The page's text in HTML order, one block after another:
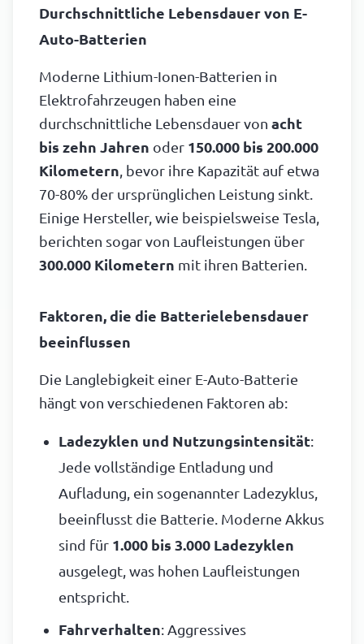
Durchschnittliche Lebensdauer von E-
Auto-Batterien
Moderne Lithium-Ionen-Batterien in
Elektrofahrzeugen haben eine
durchschnittliche Lebensdauer von acht
bis zehn Jahren oder 150.000 bis 200.000
Kilometern, bevor ihre Kapazität auf etwa
70-80% der ursprünglichen Leistung sinkt.
Einige Hersteller, wie beispielsweise Tesla,
berichten sogar von Laufleistungen über
300.000 Kilometern mit ihren Batterien.
Faktoren, die die Batterielebensdauer
beeinflussen
Die Langlebigkeit einer E-Auto-Batterie
hängt von verschiedenen Faktoren ab:
Ladezyklen und Nutzungsintensität:
Jede vollständige Entladung und
Aufladung, ein sogenannter Ladezyklus,
beeinflusst die Batterie. Moderne Akkus
sind für 1.000 bis 3.000 Ladezyklen
ausgelegt, was hohen Laufleistungen
entspricht.
Fahrverhalten: Aggressives